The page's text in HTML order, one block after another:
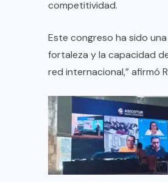
competitividad.
Este congreso ha sido
fortaleza y la capacidad
red internacional,” afirmó